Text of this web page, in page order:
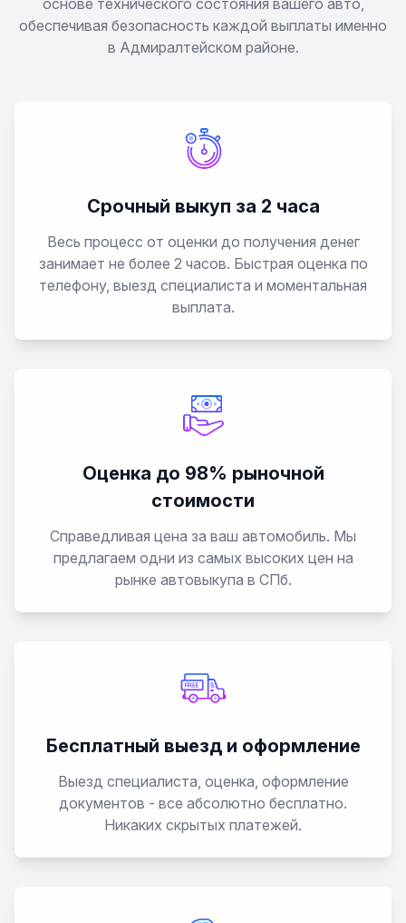
основе технического состояния вашего авто,
обеспечивая безопасность каждой выплаты именно
в Адмиралтейском районе.
Срочный выкуп за 2 часа
Весь процесс от оценки до получения денег
занимает не более 2 часов. Быстрая оценка по
телефону, выезд специалиста и моментальная
выплата.
Оценка до 98% рыночной
стоимости
Справедливая цена за ваш автомобиль. Мы
предлагаем одни из самых высоких цен на
рынке автовыкупа в СПб.
Бесплатный выезд и оформление
Выезд специалиста, оценка, оформление
документов - все абсолютно бесплатно.
Никаких скрытых платежей.